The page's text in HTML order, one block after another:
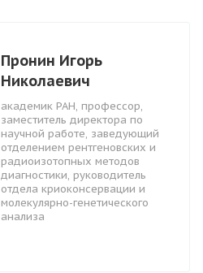
Пронин Игорь
Николаевич
академик РАН, профессор,
заместитель директора по
научной работе, заведующий
отделением рентгеновских и
радиоизотопных методов
диагностики, руководитель
отдела криоконсервации и
молекулярно-генетического
анализа